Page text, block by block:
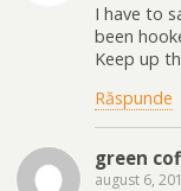
I have to
been
Keep up
Răspunde
green
august 6,